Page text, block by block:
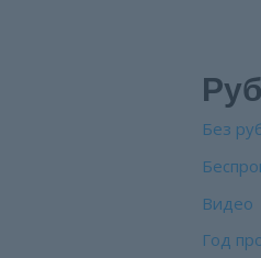
Без
Видео
Год